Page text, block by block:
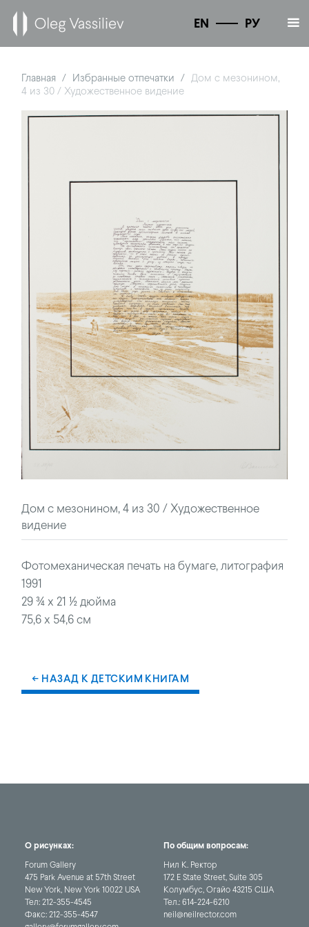
EN РУ
Главная / Избранные отпечатки / Дом с мезонином,
4 из 30 / Художественное видение
Дом с мезонином, 4 из 30 / Художественное
видение
Фотомеханическая печать на бумаге, литография
1991
29 ¾ x 21 ½ дюйма
75,6 x 54,6 см
← НАЗАД К ДЕТСКИМ КНИГАМ
О рисунках:
Forum Gallery
475 Park Avenue at 57th Street
New York, New York 10022 USA
Тел:212-355-4545
Факс:212-355-4547
По общим вопросам:
Нил К. Ректор
172 E State Street, Suite 305
Колумбус, Огайо 43215 США
Тел.:614-224-6210
neil@neilrector.com